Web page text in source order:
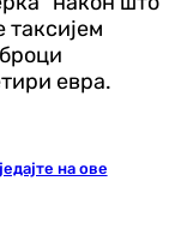
таксијем
евра.
на ове